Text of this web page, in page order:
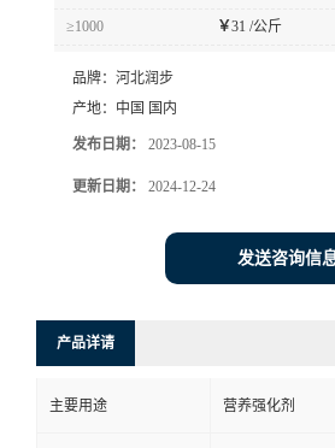
≥1000 ￥31 /公斤
品牌： 河北润步
产地： 中国 国内
发布日期： 2023-08-15
更新日期： 2024-12-24
发送咨询信
产品详请
主要用途 营养强化剂